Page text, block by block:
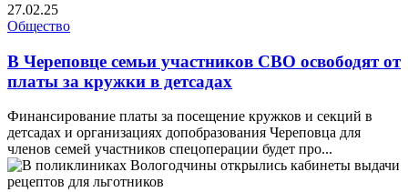
27.02.25
Общество
В Череповце семьи участников СВО освободят от
платы за кружки в детсадах
Финансирование платы за посещение кружков и секций в
детсадах и организациях допобразования Череповца для
членов семей участников спецоперации будет про...